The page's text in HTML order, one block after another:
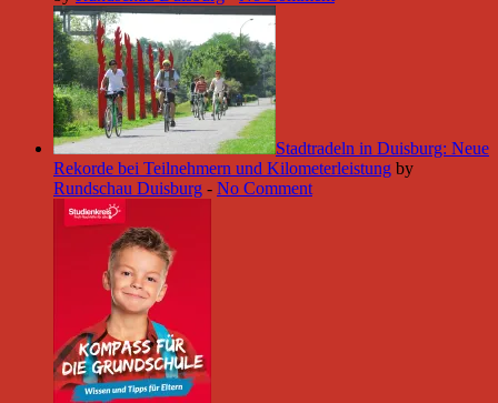
Stadtradeln in Duisburg: Neue
Rekorde bei Teilnehmern und Kilometerleistung by
Rundschau Duisburg - No Comment